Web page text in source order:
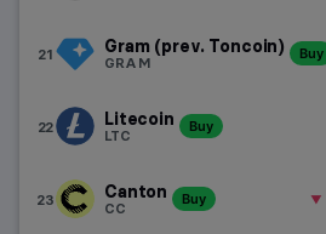
21 Gram (prev. Toncoin)
GRAM
Buy
22 Litecoin
LTC
Buy
23 Canton
CC
Buy